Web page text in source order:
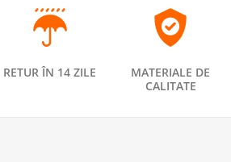
RETUR ÎN 14 ZILE
MATERIALE DE
CALITATE